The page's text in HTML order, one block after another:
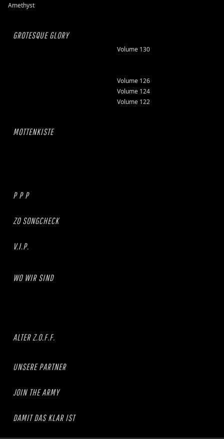
Amethyst
GROTESQUE GLORY
Volume 130
Volume 126
Volume 124
Volume 122
MOTTENKISTE
P P P
ZO SONGCHECK
V.I.P.
WO WIR SIND
ALTER Z.O.F.F.
UNSERE PARTNER
JOIN THE ARMY
DAMIT DAS KLAR IST